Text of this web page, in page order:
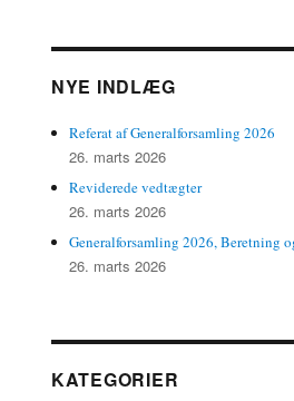
NYE INDLÆG
Referat af Generalforsamling 2026
26. marts 2026
Reviderede vedtægter
26. marts 2026
Generalforsamling 2026, Beretning
26. marts 2026
KATEGORIER